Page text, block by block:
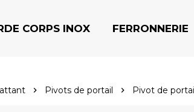
CORPS INOX FERRONNERIE
 Pivots de portail  Pivot de